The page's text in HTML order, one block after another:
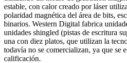
estable, con calor creado por láser
polaridad magnética del área de bits,
binarios. Western Digital fabrica
unidades shingled (pistas de escritura
una con diez platos, que utilizan la
todavía no se comercializan, ya que se
calificación.